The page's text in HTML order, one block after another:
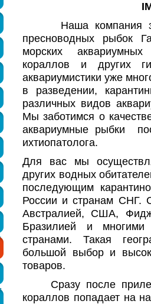
Наша компания
пресноводных рыбок
морских
кораллов и других
аквариумистики уже
в разведении,
различных видов
Мы заботимся о
аквариумные рыбки
ихтиопатолога.
Для вас мы
других водных
последующим
России и странам СНГ.
Австралией, США,
Бразилией и
странами. Такая
большой выбор и
товаров.
Сразу после
кораллов попадает на